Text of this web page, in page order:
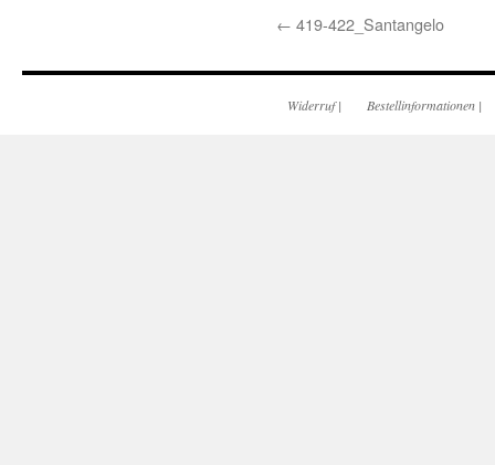
← 419-422_Santangelo
Widerruf| Bestellinformationen |